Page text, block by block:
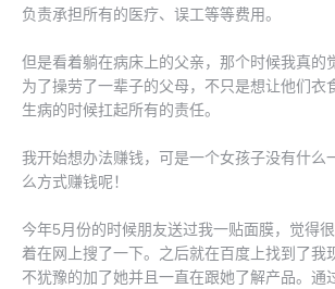
负责承担所有的医疗、误工等等费用。
但是看着躺在病床上的父亲，那个时候我真的
为了操劳了一辈子的父母，不只是想让他们衣
生病的时候扛起所有的责任。
我开始想办法赚钱，可是一个女孩子没有什么
么方式赚钱呢！
今年5月份的时候朋友送过我一贴面膜，觉得
着在网上搜了一下。之后就在百度上找到了我
不犹豫的加了她并且一直在跟她了解产品。通